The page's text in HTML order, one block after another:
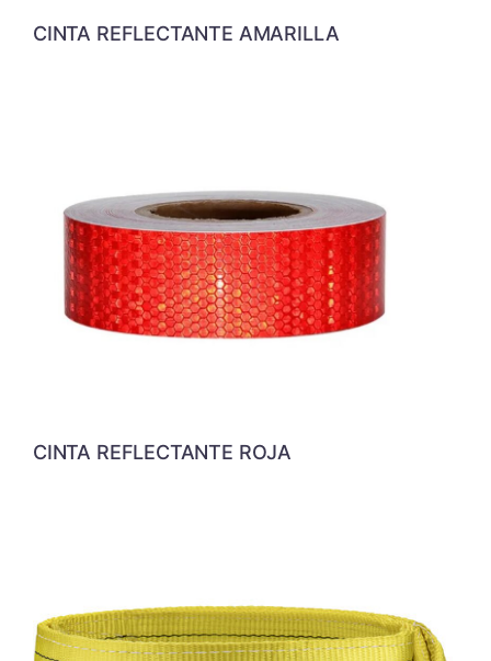
CINTA REFLECTANTE AMARILLA
CINTA REFLECTANTE ROJA